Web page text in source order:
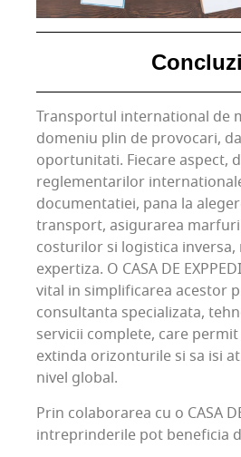
Transportul international de
domeniu plin de provocari,
oportunitati. Fiecare aspect,
reglementarilor
documentatiei, pana la
transport, asigurarea
costurilor si logistica inversa,
expertiza. O CASA DE
vital in simplificarea acestor
consultanta specializata,
servicii complete, care
extinda orizonturile si sa isi
nivel global.
Prin colaborarea cu o CASA
intreprinderile pot beneficia